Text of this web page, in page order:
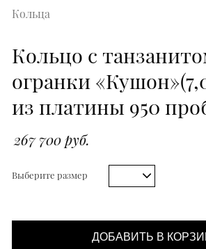
Кольца
Кольцо с
огранки
из платины 950
267 700 руб.
Выберите размер
ДОБАВИТЬ В